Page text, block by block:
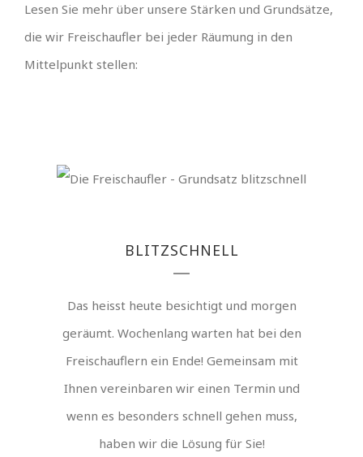
Lesen Sie mehr über unsere Stärken und Grundsätze,
die wir Freischaufler bei jeder Räumung in den
Mittelpunkt stellen:
BLITZSCHNELL
Das heisst heute besichtigt und morgen
geräumt. Wochenlang warten hat bei den
Freischauflern ein Ende! Gemeinsam mit
Ihnen vereinbaren wir einen Termin und
wenn es besonders schnell gehen muss,
haben wir die Lösung für Sie!